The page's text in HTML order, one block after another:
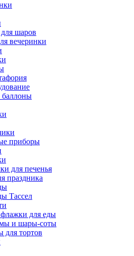
шаров
вечеринки
баллоны
приборы
для печенья
праздника
Тассел
для еды
и шары-соты
для тортов